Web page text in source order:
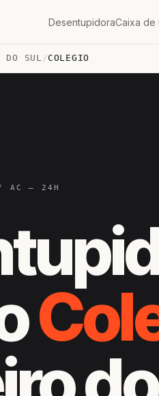
DesentupidoraCaixa de
DO SUL/COLEGIO
/ AC — 24H